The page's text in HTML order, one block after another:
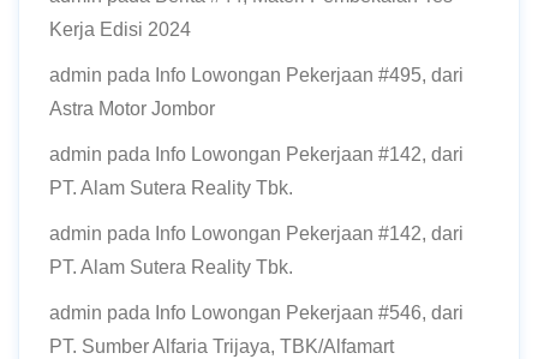
Kerja Edisi 2024
admin pada Info Lowongan Pekerjaan #495, dari
Astra Motor Jombor
admin pada Info Lowongan Pekerjaan #142, dari
PT. Alam Sutera Reality Tbk.
admin pada Info Lowongan Pekerjaan #142, dari
PT. Alam Sutera Reality Tbk.
admin pada Info Lowongan Pekerjaan #546, dari
PT. Sumber Alfaria Trijaya, TBK/Alfamart